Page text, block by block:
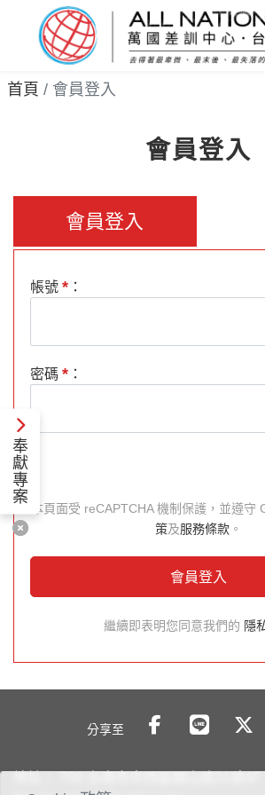
首頁 會員登入
會員登入
會員登入
帳號 *：
密碼 *：
本頁面受 reCAPTCHA 機制保護，並遵守
策及服務條款 。
會員登入
繼續即表明您同意我們的 隱
分享至
地址：
700 台南市中西區開山路31號4F
奉
獻
專
案